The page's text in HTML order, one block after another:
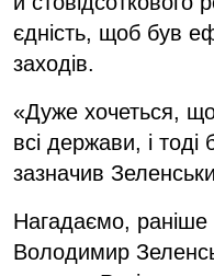
єдність, щоб був
заходів.
«Дуже хочеться,
всі держави, і
зазначив
Нагадаємо, раніше
Володимир